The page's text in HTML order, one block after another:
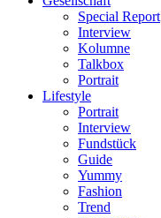
Special Report
Interview
Kolumne
Talkbox
Portrait
Lifestyle
Portrait
Interview
Fundstück
Guide
Yummy
Fashion
Trend